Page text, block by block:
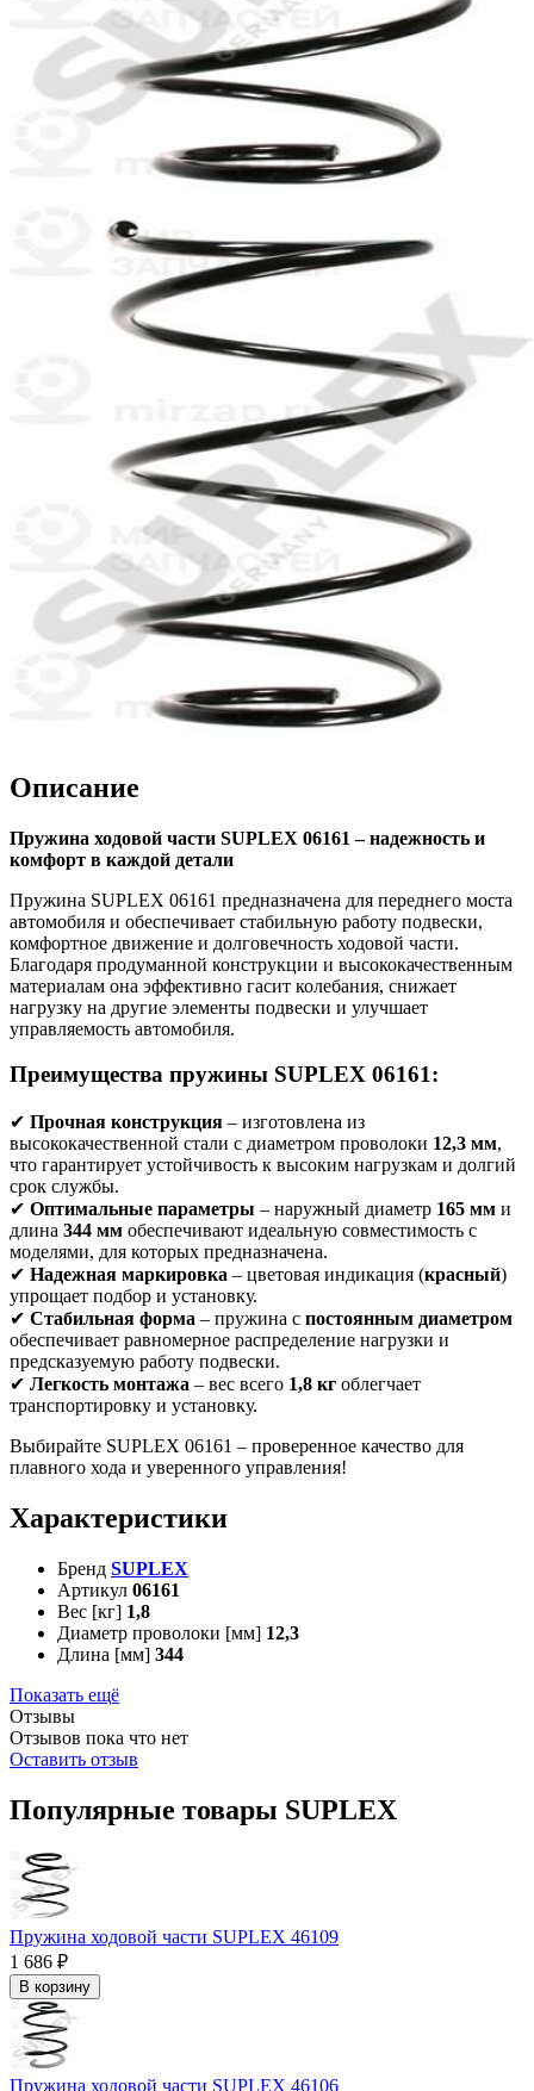
Описание
Пружина ходовой части SUPLEX 06161 – надежность и
комфорт в каждой детали
Пружина SUPLEX 06161 предназначена для переднего моста
автомобиля и обеспечивает стабильную работу подвески,
комфортное движение и долговечность ходовой части.
Благодаря продуманной конструкции и высококачественным
материалам она эффективно гасит колебания, снижает
нагрузку на другие элементы подвески и улучшает
управляемость автомобиля.
Преимущества пружины SUPLEX 06161:
✔ Прочная конструкция – изготовлена из
высококачественной стали с диаметром проволоки 12,3 мм,
что гарантирует устойчивость к высоким нагрузкам и долгий
срок службы.
✔ Оптимальные параметры – наружный диаметр 165 мм и
длина 344 мм обеспечивают идеальную совместимость с
моделями, для которых предназначена.
✔ Надежная маркировка – цветовая индикация (красный)
упрощает подбор и установку.
✔ Стабильная форма – пружина с постоянным диаметром
обеспечивает равномерное распределение нагрузки и
предсказуемую работу подвески.
✔ Легкость монтажа – вес всего 1,8 кг облегчает
транспортировку и установку.
Выбирайте SUPLEX 06161 – проверенное качество для
плавного хода и уверенного управления!
Характеристики
Бренд SUPLEX
Артикул 06161
Вес [кг] 1,8
Диаметр проволоки [мм] 12,3
Длина [мм] 344
Показать ещё
Отзывы
Отзывов пока что нет
Оставить отзыв
Популярные товары SUPLEX
Пружина ходовой части SUPLEX 46109
1 686 ₽
В корзину
Пружина ходовой части SUPLEX 46106